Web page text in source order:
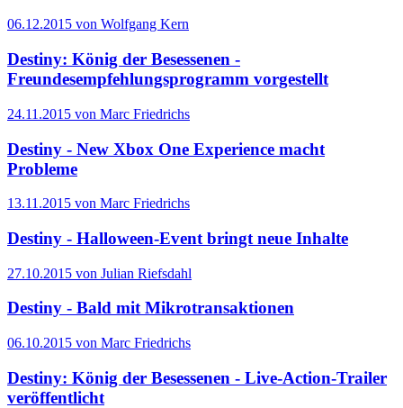
06.12.2015 von Wolfgang Kern
Destiny: König der Besessenen -
Freundesempfehlungsprogramm vorgestellt
24.11.2015 von Marc Friedrichs
Destiny - New Xbox One Experience macht
Probleme
13.11.2015 von Marc Friedrichs
Destiny - Halloween-Event bringt neue Inhalte
27.10.2015 von Julian Riefsdahl
Destiny - Bald mit Mikrotransaktionen
06.10.2015 von Marc Friedrichs
Destiny: König der Besessenen - Live-Action-Trailer
veröffentlicht